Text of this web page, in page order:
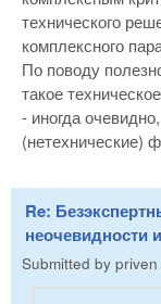
технического
комплексного
По поводу
такое
- иногда
(нетехнические)
Re:
неочевидности
Submitted by priven